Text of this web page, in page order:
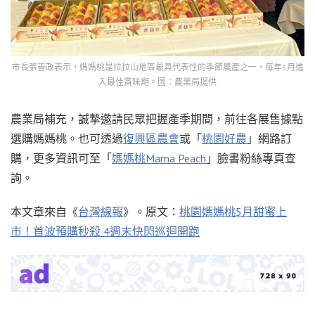
市長張善政表示，媽媽桃是拉拉山地區最具代表性的季節農產之一，每年5月進
入最佳賞味期。圖：農業局提供
農業局補充，誠摯邀請民眾把握產季期間，前往各展售據點
選購媽媽桃。也可透過復興區農會或「桃園好農 」網路訂
購，更多資訊可至「媽媽桃Mama Peach 」臉書粉絲專頁查
詢。
本文章來自《台灣線報》。原文： 桃園媽媽桃5月甜蜜上
市！首波預購秒殺 4週末快閃巡迴開跑